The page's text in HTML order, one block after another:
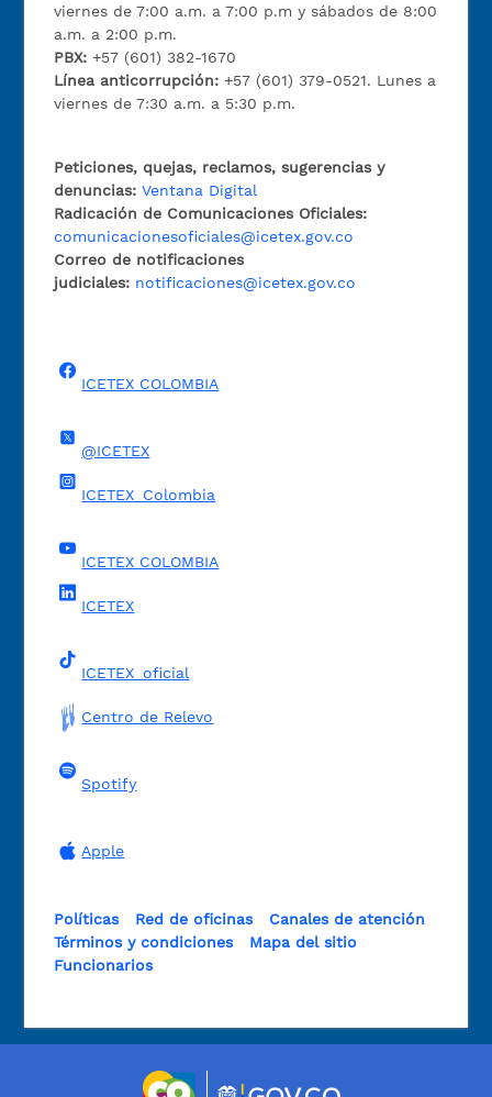
viernes de 7:00 a.m. a 7:00 p.m y sábados de 8:00
a.m. a 2:00 p.m.
PBX:+57 (601) 382-1670
Línea anticorrupción:+57 (601) 379-0521. Lunes a
viernes de 7:30 a.m. a 5:30 p.m.
Peticiones, quejas, reclamos, sugerencias y
denuncias: Ventana Digital
Radicación de Comunicaciones Oficiales:
comunicacionesoficiales@icetex.gov.co
Correo de notificaciones
judiciales: notificaciones@icetex.gov.co
ICETEX COLOMBIA
@ICETEX
ICETEX_Colombia
ICETEX COLOMBIA
ICETEX
ICETEX_oficial
Centro de Relevo
Spotify
Apple
Políticas Red de oficinas
Canales de atención
Términos y condiciones
Mapa del sitio
Funcionarios